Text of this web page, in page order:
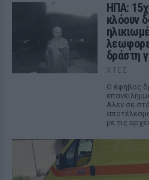
ΗΠΑ:
κλόουν
δράστη
ΧΤΕΣ
Ο έφηβος
Αλεν σε
με τις